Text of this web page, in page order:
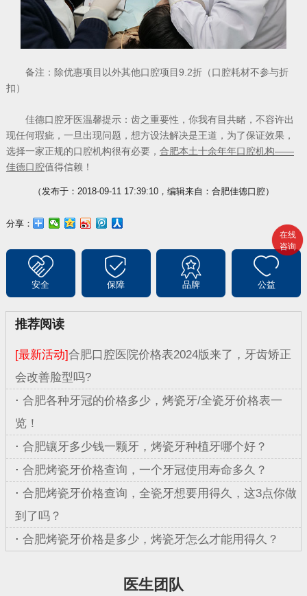
备注：除优惠项目以外其他口腔项目9.2折（口腔耗材不参与折
扣）
佳德口腔牙医温馨提示：齿之重要性，你我有目共睹，不容许出
现任何瑕疵，一旦出现问题，想方设法解决是王道，为了保证效果，
选择一家正规的口腔机构很有必要， 合肥本土十余年年口腔机构——
佳德口腔值得信赖！
（发布于：2018-09-11 17:39:10，编辑来自：合肥佳德口腔）
分享：
安全 保障 品牌 公益
推荐阅读
[最新活动]合肥口腔医院价格表2024版来了，牙齿矫正
会改善脸型吗?
· 合肥各种牙冠的价格多少，烤瓷牙/全瓷牙价格表一
览！
· 合肥镶牙多少钱一颗牙，烤瓷牙种植牙哪个好？
· 合肥烤瓷牙价格查询，一个牙冠使用寿命多久？
· 合肥烤瓷牙价格查询，全瓷牙想要用得久，这3点你做
到了吗？
· 合肥烤瓷牙价格是多少，烤瓷牙怎么才能用得久？
医生团队
在线
咨询